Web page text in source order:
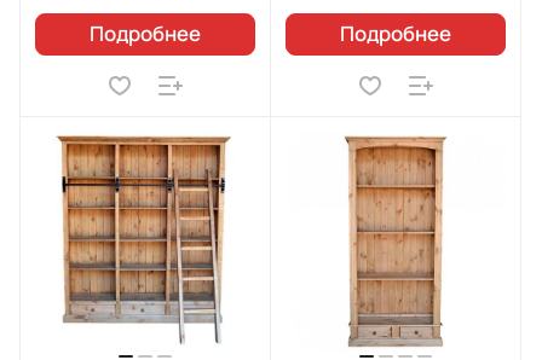
Подробнее Подробнее